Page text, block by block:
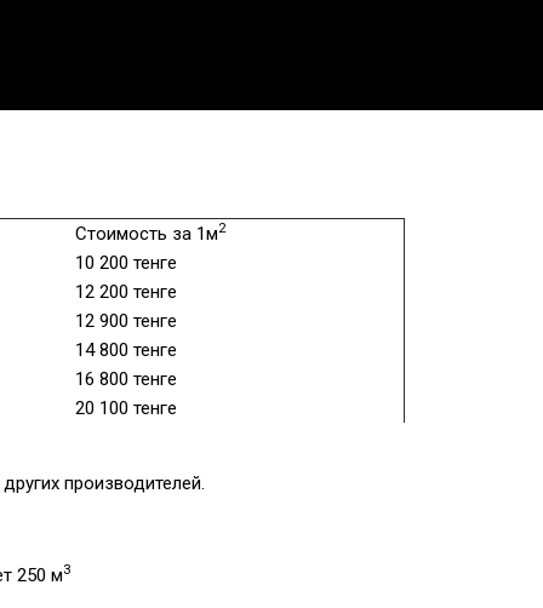
Стоимость за 1м2
10 200 тенге
12 200 тенге
12 900 тенге
14 800 тенге
16 800 тенге
20 100 тенге
производителей.
250 м3